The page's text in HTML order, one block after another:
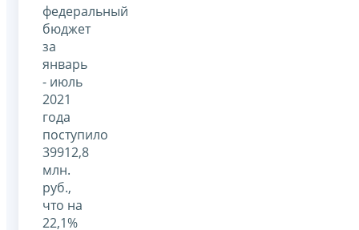
федеральный
бюджет
за
январь
- июль
2021
года
поступило
39912,8
млн.
руб.,
что на
22,1%